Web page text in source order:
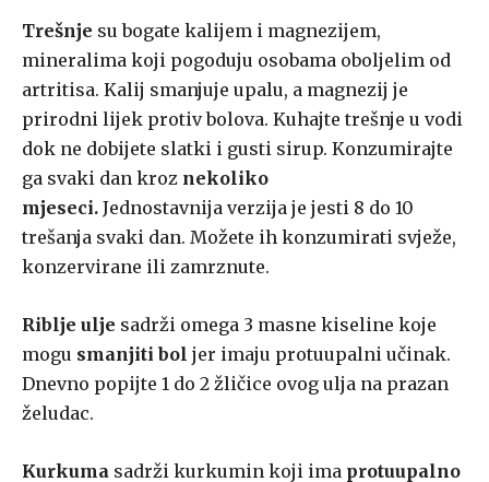
Trešnje su bogate kalijem i magnezijem,
mineralima koji pogoduju osobama oboljelim od
artritisa. Kalij smanjuje upalu, a magnezij je
prirodni lijek protiv bolova. Kuhajte trešnje u vodi
dok ne dobijete slatki i gusti sirup. Konzumirajte
ga svaki dan kroz nekoliko
mjeseci. Jednostavnija verzija je jesti 8 do 10
trešanja svaki dan. Možete ih konzumirati svježe,
konzervirane ili zamrznute.
Riblje ulje sadrži omega 3 masne kiseline koje
mogu smanjiti bol jer imaju protuupalni učinak.
Dnevno popijte 1 do 2 žličice ovog ulja na prazan
želudac.
Kurkuma sadrži kurkumin koji ima protuupalno